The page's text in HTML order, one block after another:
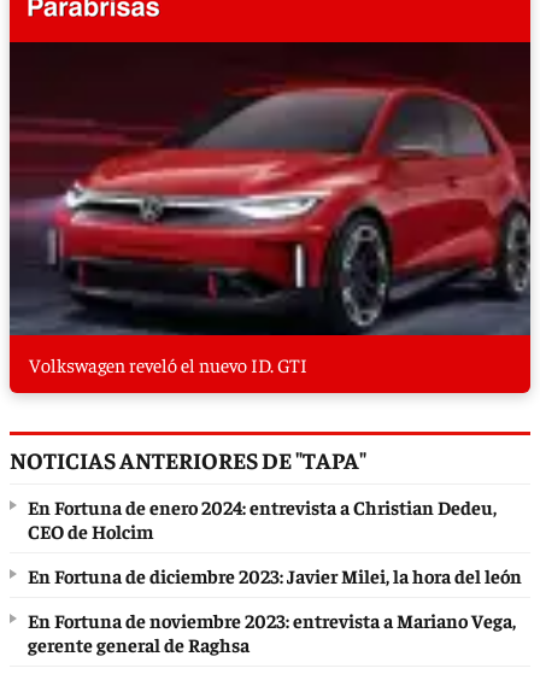
Volkswagen reveló el nuevo ID. GTI
NOTICIAS ANTERIORES DE "TAPA"
En Fortuna de enero 2024: entrevista a Christian Dedeu,
CEO de Holcim
En Fortuna de diciembre 2023: Javier Milei, la hora del león
En Fortuna de noviembre 2023: entrevista a Mariano Vega,
gerente general de Raghsa